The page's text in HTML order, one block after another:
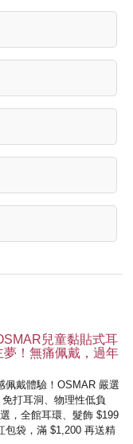
兒童黏貼式耳
！無痛佩戴，過年
佩戴體驗！OSMAR 嚴選
打耳洞、物理性低負
，全館耳環、髮飾 $199
包袋，滿 $1,200 再送精